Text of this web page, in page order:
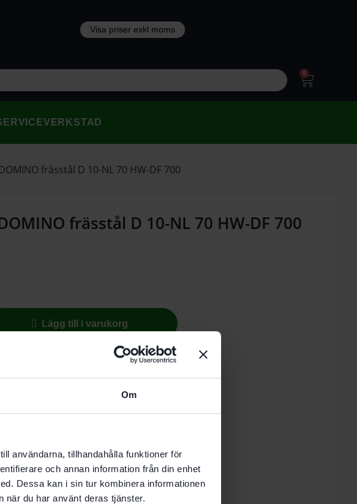
Om
användarna, tillhandahålla funktioner för
och annan information från din enhet
Dessa kan i sin tur kombinera informationen
när du har använt deras tjänster.
0
frässtål D 10-NL 70 HW-DF 700
frässtål D 10-NL 70 HW-DF 700
Lägg till i varukorg
nästkommande vardag.
av plugghål på 10 mm. Maximalt fräsdjup: 70 mm
Data
(0)